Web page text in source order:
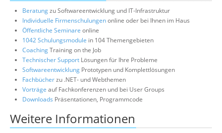
Beratungzu Softwareentwicklung und IT-Infrastruktur
Individuelle Firmenschulungenonline oder bei Ihnen im Haus
Öffentliche Seminare online
1042 Schulungsmodule in 104 Themengebieten
CoachingTraining on the Job
Technischer Support Lösungen für Ihre Probleme
Softwareentwicklung Prototypen und Komplettlösungen
Fachbücherzu .NET- und Webthemen
Vorträge auf Fachkonferenzen und bei User Groups
Downloads Präsentationen, Programmcode
Weitere Informationen